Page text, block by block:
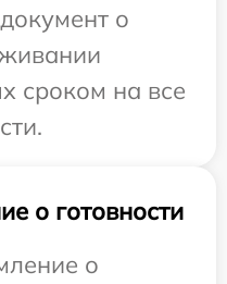
о
сроком на все
о готовности
о